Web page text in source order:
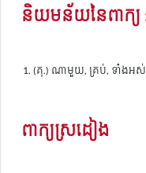
និយមន័យនៃពាក្យ
(គុ.) ណាមួយ, គ្រប់, ទាំងអស់
ពាក្យស្រដៀង